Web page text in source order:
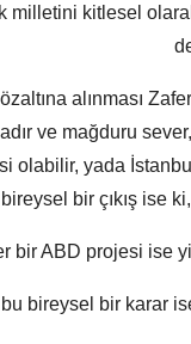
milletini kitlesel
alınması
ve mağduru
olabilir, yada
bireysel bir çıkış ise
bir ABD projesi ise
bireysel bir karar